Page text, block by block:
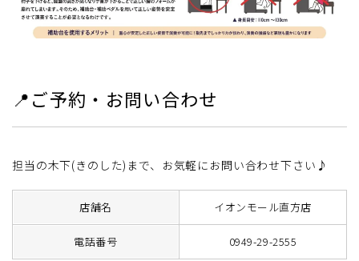
📍ご予約・お問い合わせ
担当の木下(きのした)まで、お気軽にお問い合わせ下さい♪
店舗名 イオンモール直方店
電話番号 0949-29-2555